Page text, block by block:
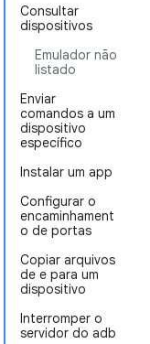
Consultar
dispositivos
Emulador não
listado
Enviar
comandos a um
dispositivo
específico
Instalar um app
Configurar o
encaminhament
o de portas
Copiar arquivos
de e para um
dispositivo
Interromper o
servidor do adb